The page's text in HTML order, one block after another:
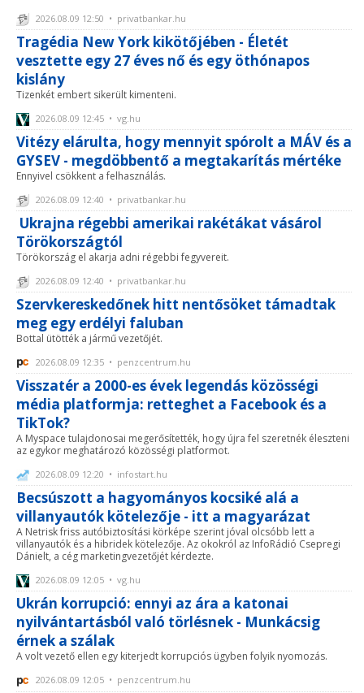
2026.08.09 12:50 • privatbankar.hu
Tragédia New York kikötőjében - Életét
vesztette egy 27 éves nő és egy öthónapos
kislány
Tizenkét embert sikerült kimenteni.
2026.08.09 12:45 • vg.hu
Vitézy elárulta, hogy mennyit spórolt a MÁV és a
GYSEV - megdöbbentő a megtakarítás mértéke
Ennyivel csökkent a felhasználás.
2026.08.09 12:40 • privatbankar.hu
Ukrajna régebbi amerikai rakétákat vásárol
Törökországtól
Törökország el akarja adni régebbi fegyvereit.
2026.08.09 12:40 • privatbankar.hu
Szervkereskedőnek hitt nentősöket támadtak
meg egy erdélyi faluban
Bottal ütötték a jármű vezetőjét.
2026.08.09 12:35 • penzcentrum.hu
Visszatér a 2000-es évek legendás közösségi
média platformja: retteghet a Facebook és a
TikTok?
A Myspace tulajdonosai megerősítették, hogy újra fel szeretnék éleszteni
az egykor meghatározó közösségi platformot.
2026.08.09 12:20 • infostart.hu
Becsúszott a hagyományos kocsiké alá a
villanyautók kötelezője - itt a magyarázat
A Netrisk friss autóbiztosítási körképe szerint jóval olcsóbb lett a
villanyautók és a hibridek kötelezője. Az okokról az InfoRádió Csepregi
Dánielt, a cég marketingvezetőjét kérdezte.
2026.08.09 12:05 • vg.hu
Ukrán korrupció: ennyi az ára a katonai
nyilvántartásból való törlésnek - Munkácsig
érnek a szálak
A volt vezető ellen egy kiterjedt korrupciós ügyben folyik nyomozás.
2026.08.09 12:05 • penzcentrum.hu